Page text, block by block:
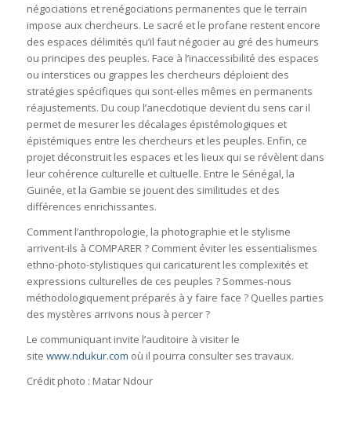
négociations et renégociations permanentes que le terrain
impose aux chercheurs. Le sacré et le profane restent encore
des espaces délimités qu’il faut négocier au gré des humeurs
ou principes des peuples. Face à l’inaccessibilité des espaces
ou interstices ou grappes les chercheurs déploient des
stratégies spécifiques qui sont-elles mêmes en permanents
réajustements. Du coup l’anecdotique devient du sens car il
permet de mesurer les décalages épistémologiques et
épistémiques entre les chercheurs et les peuples. Enfin, ce
projet déconstruit les espaces et les lieux qui se révèlent dans
leur cohérence culturelle et cultuelle. Entre le Sénégal, la
Guinée, et la Gambie se jouent des similitudes et des
différences enrichissantes.
Comment l’anthropologie, la photographie et le stylisme
arrivent-ils à COMPARER ? Comment éviter les essentialismes
ethno-photo-stylistiques qui caricaturent les complexités et
expressions culturelles de ces peuples ? Sommes-nous
méthodologiquement préparés à y faire face ? Quelles parties
des mystères arrivons nous à percer ?
Le communiquant invite l’auditoire à visiter le
site www.ndukur.com où il pourra consulter ses travaux.
Crédit photo : Matar Ndour